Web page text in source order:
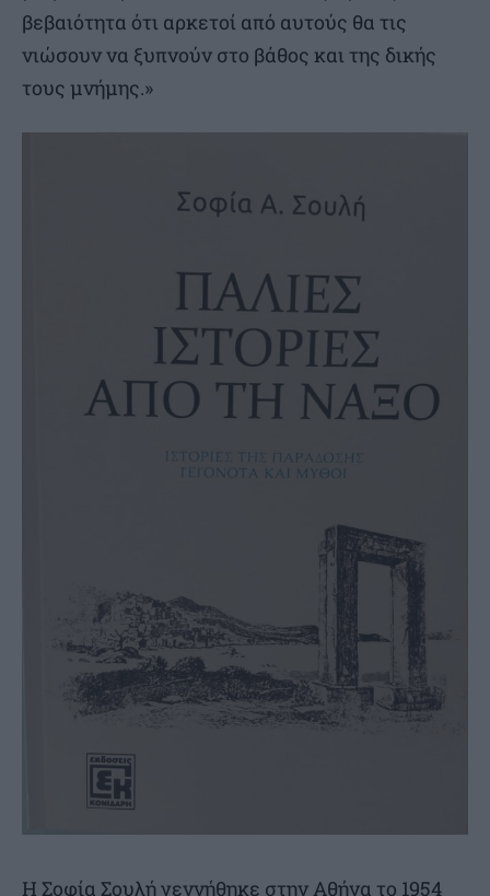
βεβαιότητα ότι αρκετοί από αυτούς θα τις
νιώσουν να ξυπνούν στο βάθος και της δικής
τους μνήμης.»
Η Σοφία Σουλή γεννήθηκε στην Αθήνα το 1954